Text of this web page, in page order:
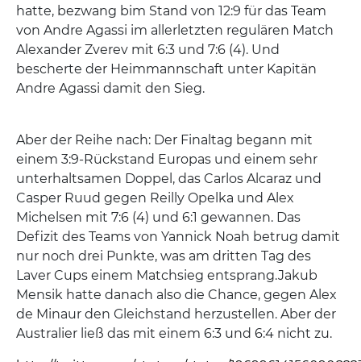
hatte, bezwang bim Stand von 12:9 für das Team
von Andre Agassi im allerletzten regulären Match
Alexander Zverev mit 6:3 und 7:6 (4). Und
bescherte der Heimmannschaft unter Kapitän
Andre Agassi damit den Sieg.
Aber der Reihe nach: Der Finaltag begann mit
einem 3:9-Rückstand Europas und einem sehr
unterhaltsamen Doppel, das Carlos Alcaraz und
Casper Ruud gegen Reilly Opelka und Alex
Michelsen mit 7:6 (4) und 6:1 gewannen. Das
Defizit des Teams von Yannick Noah betrug damit
nur noch drei Punkte, was am dritten Tag des
Laver Cups einem Matchsieg entsprang.Jakub
Mensik hatte danach also die Chance, gegen Alex
de Minaur den Gleichstand herzustellen. Aber der
Australier ließ das mit einem 6:3 und 6:4 nicht zu.